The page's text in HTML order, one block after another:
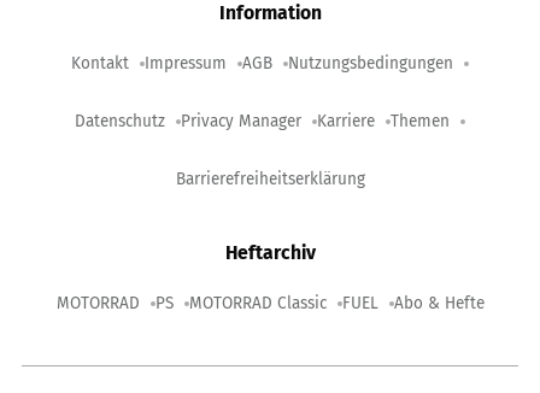
Information
Kontakt Impressum AGB Nutzungsbedingungen
Datenschutz Privacy Manager Karriere Themen
Barrierefreiheitserklärung
Heftarchiv
MOTORRAD PS MOTORRAD Classic FUEL Abo & Hefte